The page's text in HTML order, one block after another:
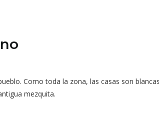
Como toda la zona, las casas son
mezquita.